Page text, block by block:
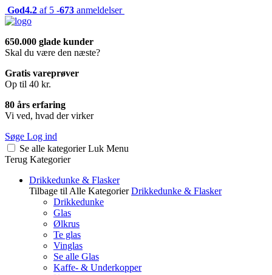
God4.2 af 5 -673 anmeldelser
650.000 glade kunder
Skal du være den næste?
Gratis vareprøver
Op til 40 kr.
80 års erfaring
Vi ved, hvad der virker
Søge Log ind
Se alle kategorier Luk Menu
Terug Kategorier
Drikkedunke & Flasker
Tilbage til Alle Kategorier Drikkedunke & Flasker
Drikkedunke
Glas
Ølkrus
Te glas
Vinglas
Se alle Glas
Kaffe- & Underkopper